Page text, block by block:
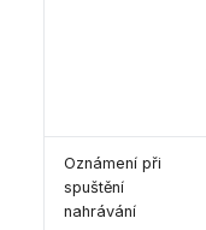
Oznámení při
spuštění
nahrávání